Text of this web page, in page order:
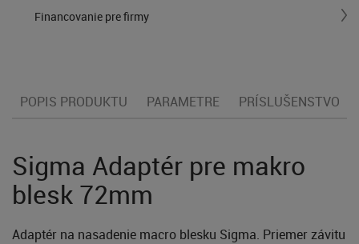
Financovanie pre firmy
POPIS PRODUKTU PARAMETRE PRÍSLUŠENSTVO
Sigma Adaptér pre makro
blesk 72mm
Adaptér na nasadenie macro blesku Sigma. Priemer závitu